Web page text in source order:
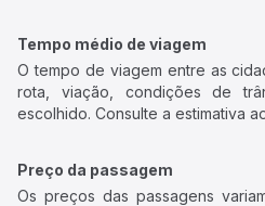
Tempo médio de viagem
O tempo de viagem entre as
rota, viação, condições de
escolhido. Consulte a estimativa
Preço da passagem
Os preços das passagens